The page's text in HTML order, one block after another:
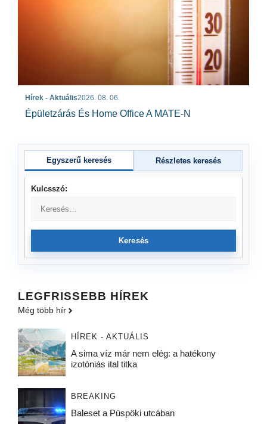
Hírek - Aktuális2026. 08. 06.
Épületzárás És Home Office A MATE-N
Egyszerű keresés Részletes keresés
Kulcsszó:
Keresés
LEGFRISSEBB HÍREK
Még több hír
HÍREK - AKTUÁLIS
A sima víz már nem elég: a hatékony
izotóniás ital titka
BREAKING
Baleset a Püspöki utcában